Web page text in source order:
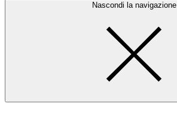
Nascondi la navigazione